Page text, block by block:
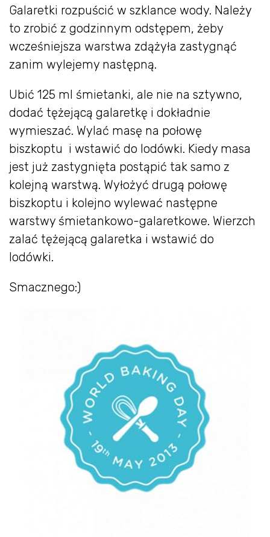
Galaretki rozpuścić w szklance wody. Należy
to zrobić z godzinnym odstępem, żeby
wcześniejsza warstwa zdążyła zastygnąć
zanim wylejemy następną.
Ubić 125 ml śmietanki, ale nie na sztywno,
dodać tężejącą galaretkę i dokładnie
wymieszać. Wylać masę na połowę
biszkoptu i wstawić do lodówki. Kiedy masa
jest już zastygnięta postąpić tak samo z
kolejną warstwą. Wyłożyć drugą połowę
biszkoptu i kolejno wylewać następne
warstwy śmietankowo-galaretkowe. Wierzch
zalać tężejącą galaretka i wstawić do
lodówki.
Smacznego:)